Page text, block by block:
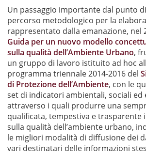
Un passaggio importante dal punto
percorso metodologico per la
rappresentato dalla emanazione, nel
Guida per un nuovo modello
sulla qualità dell’Ambiente Urbano,
un gruppo di lavoro istituito ad hoc
programma triennale 2014-2016 del
di Protezione dell’Ambiente, con le
set di indicatori ambientali, sociali ed
attraverso i quali produrre una
qualificata, tempestiva e trasparente
sulla qualità dell’ambiente urbano,
le migliori modalità di diffusione dei
vari destinatari delle informazioni